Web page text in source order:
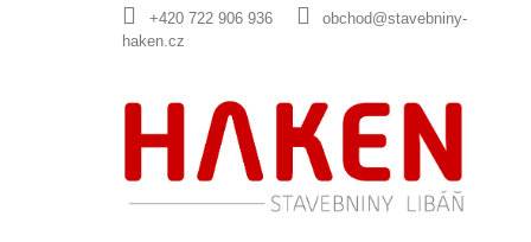
+420 722 906 936
obchod@stavebniny-
haken.cz